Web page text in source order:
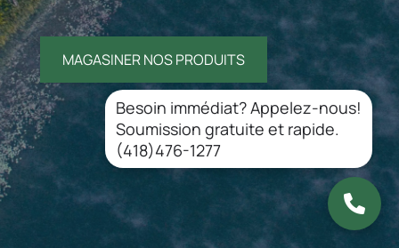
MAGASINER NOS PRODUITS
Besoin immédiat? Appelez-nous!
Soumission gratuite et rapide.
(418)476-1277